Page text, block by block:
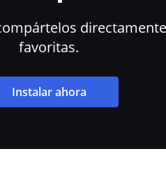
favoritas.
Instalar ahora